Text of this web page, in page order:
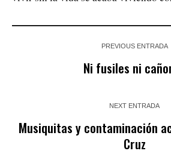
PREVIOUS ENTRADA
Ni fusiles ni
NEXT ENTRADA
Musiquitas y contaminación
Cruz